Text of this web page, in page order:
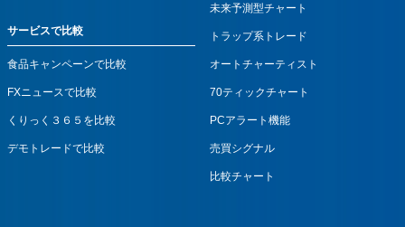
サービスで比較
食品キャンペーンで比較
FXニュースで比較
くりっく３６５を比較
デモトレードで比較
未来予測型チャート
トラップ系トレード
オートチャーティスト
70ティックチャート
PCアラート機能
売買シグナル
比較チャート